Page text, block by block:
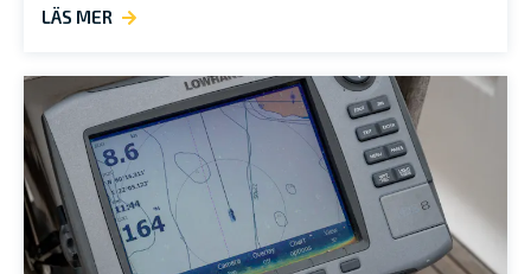
LÄS MER